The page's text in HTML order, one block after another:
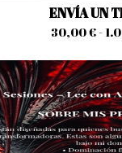
ENVÍA UN
30,00€-